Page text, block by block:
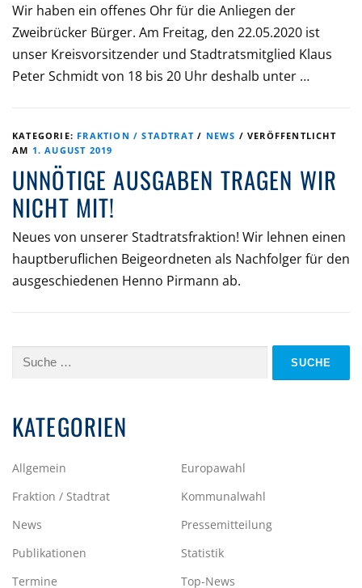
Wir haben ein offenes Ohr für die Anliegen der
Zweibrücker Bürger. Am Freitag, den 22.05.2020 ist
unser Kreisvorsitzender und Stadtratsmitglied Klaus
Peter Schmidt von 18 bis 20 Uhr deshalb unter …
KATEGORIE: FRAKTION / STADTRAT / NEWS /VERÖFFENTLICHT
AM 1. AUGUST 2019
UNNÖTIGE AUSGABEN TRAGEN WIR
NICHT MIT!
Neues von unserer Stadtratsfraktion! Wir lehnen einen
hauptberuflichen Beigeordneten als Nachfolger für den
ausgeschiedenen Henno Pirmann ab.
Suche
KATEGORIEN
Allgemein
Europawahl
Fraktion / Stadtrat
Kommunalwahl
News
Pressemitteilung
Publikationen
Statistik
Termine
Top-News